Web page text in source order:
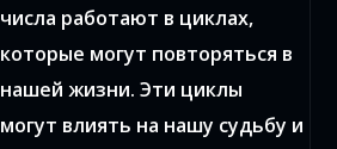
числа работают в циклах,
которые могут повторяться в
нашей жизни. Эти циклы
могут влиять на нашу судьбу и